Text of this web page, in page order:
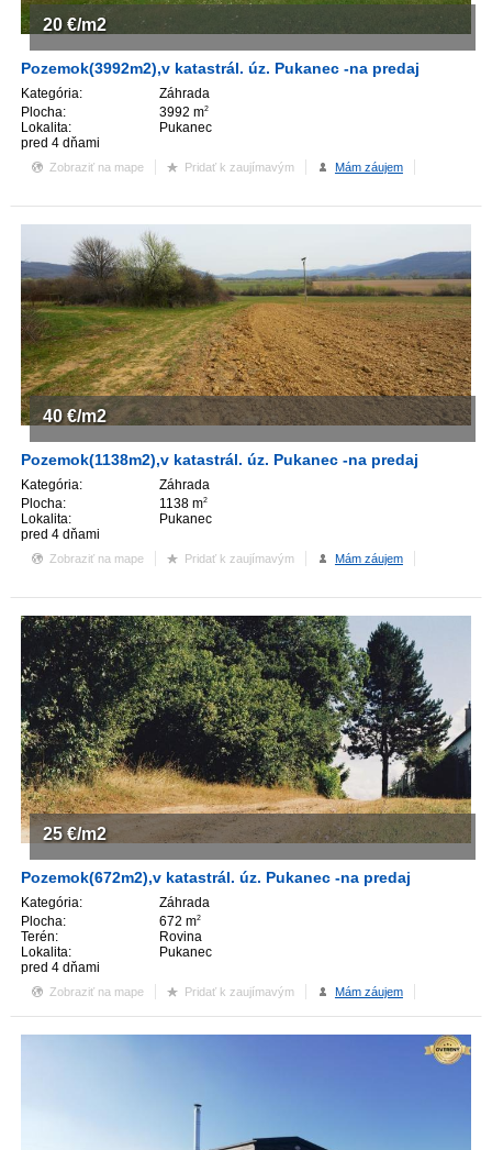
Pozemok(3992m2),v katastrál. úz. Pukanec -na predaj
Kategória:
Záhrada
Plocha:
3992 m2
Lokalita:
Pukanec
pred 4 dňami
20 €/m2
Zobraziť na mape Pridať k zaujímavým Mám záujem
Pozemok(1138m2),v katastrál. úz. Pukanec -na predaj
Kategória:
Záhrada
Plocha:
1138 m2
Lokalita:
Pukanec
pred 4 dňami
40 €/m2
Zobraziť na mape Pridať k zaujímavým Mám záujem
Pozemok(672m2),v katastrál. úz. Pukanec -na predaj
Kategória:
Záhrada
Plocha:
672 m2
Terén:
Rovina
Lokalita:
Pukanec
pred 4 dňami
25 €/m2
Zobraziť na mape Pridať k zaujímavým Mám záujem